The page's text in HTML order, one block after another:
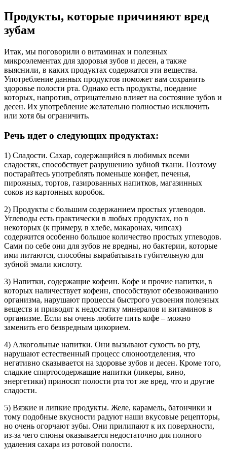
Продукты, которые причиняют вред
зубам
Итак, мы поговорили о витаминах и полезных
микроэлементах для здоровья зубов и десен, а также
выяснили, в каких продуктах содержатся эти вещества.
Употребление данных продуктов поможет вам сохранить
здоровье полости рта. Однако есть продукты, поедание
которых, напротив, отрицательно влияет на состояние зубов и
десен. Их употребление желательно полностью исключить
или хотя бы ограничить.
Речь идет о следующих продуктах:
1) Сладости. Сахар, содержащийся в любимых всеми
сладостях, способствует разрушению зубной ткани. Поэтому
постарайтесь употреблять поменьше конфет, печенья,
пирожных, тортов, газированных напитков, магазинных
соков из картонных коробок.
2) Продукты с большим содержанием простых углеводов.
Углеводы есть практически в любых продуктах, но в
некоторых (к примеру, в хлебе, макаронах, чипсах)
содержится особенно большое количество простых углеводов.
Сами по себе они для зубов не вредны, но бактерии, которые
ими питаются, способны вырабатывать губительную для
зубной эмали кислоту.
3) Напитки, содержащие кофеин. Кофе и прочие напитки, в
которых наличествует кофеин, способствуют обезвоживанию
организма, нарушают процессы быстрого усвоения полезных
веществ и приводят к недостатку минералов и витаминов в
организме. Если вы очень любите пить кофе – можно
заменить его безвредным цикорием.
4) Алкогольные напитки. Они вызывают сухость во рту,
нарушают естественный процесс слюноотделения, что
негативно сказывается на здоровье зубов и десен. Кроме того,
сладкие спиртосодержащие напитки (ликеры, вино,
энергетики) приносят полости рта тот же вред, что и другие
сладости.
5) Вязкие и липкие продукты. Желе, карамель, батончики и
тому подобные вкусности радуют наши вкусовые рецепторы,
но очень огорчают зубы. Они прилипают к их поверхности,
из-за чего слюны оказывается недостаточно для полного
удаления сахара из ротовой полости.